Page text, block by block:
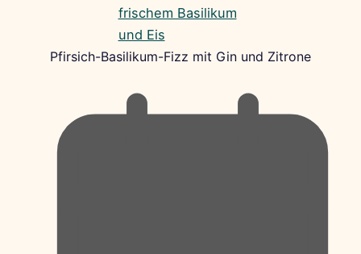
Pfirsich-Basilikum-Fizz mit Gin und Zitrone